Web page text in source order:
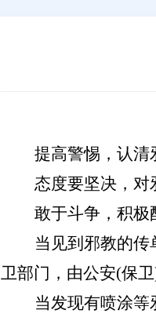
提高警惕，认清
态度要坚决，对
敢于斗争，积极
当见到邪教的
卫部门，由公安(保
当发现有喷涂等